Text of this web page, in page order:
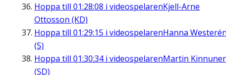
Hoppa till 01:28:08 i videospelarenKjell-Arne
Ottosson (KD)
Hoppa till 01:29:15 i videospelarenHanna
(S)
Hoppa till 01:30:34i videospelarenMartin
(SD)